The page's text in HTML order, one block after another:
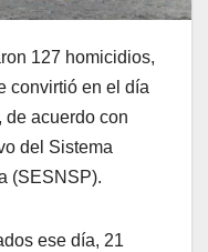
127 homicidios,
convirtió en el día
de acuerdo con
del Sistema
(SESNSP).
ese día, 21